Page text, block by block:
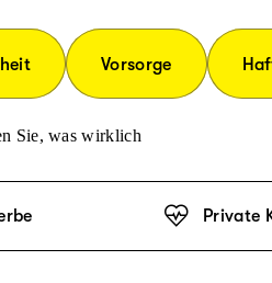
Vorsorge
Sie, was wirklich
Private